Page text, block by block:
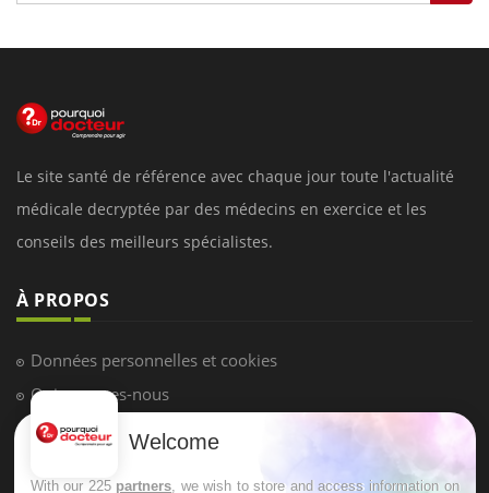
Le site santé de référence avec chaque jour toute l'actualité
médicale decryptée par des médecins en exercice et les
conseils des meilleurs spécialistes.
À PROPOS
Données personnelles et cookies
Qui sommes-nous
Conditions d'utilisation
Welcome
With our 225 partners , we wish to store and access information on